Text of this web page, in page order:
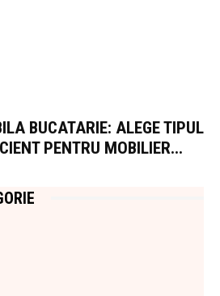
BUCATARIE: ALEGE TIPUL
PENTRU MOBILIER...